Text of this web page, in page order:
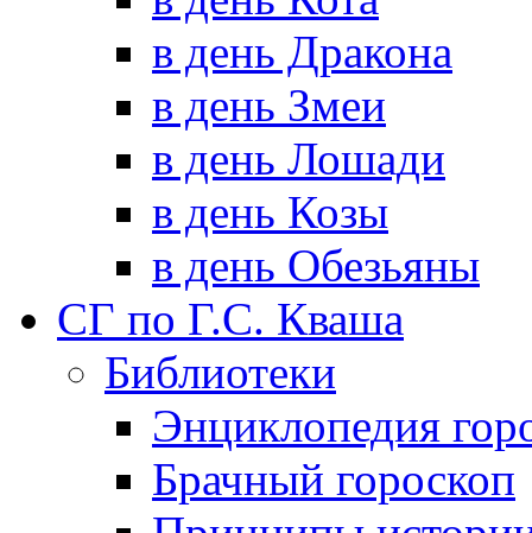
в день Дракона
в день Змеи
в день Лошади
в день Козы
в день Обезьяны
СГ по Г.С. Кваша
Библиотеки
Энциклопедия
Брачный гороскоп